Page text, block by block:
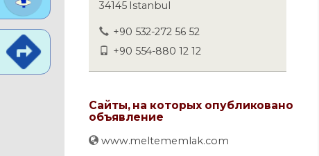
34145 Istanbul
+90 532-272 56 52
+90 554-880 12 12
Сайты, на которых опубликовано
объявление
www.meltememlak.com